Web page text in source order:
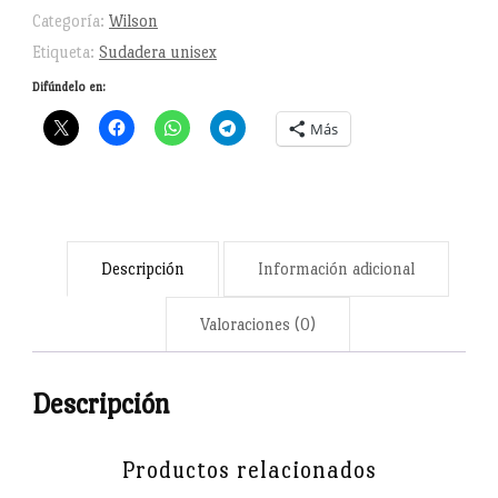
cantidad
Categoría: Wilson
Etiqueta: Sudadera unisex
Difúndelo en:
Más
Descripción Información adicional
Valoraciones (0)
Descripción
Wilson es un referente, un gurú, un guía espiritual para
Productos relacionados